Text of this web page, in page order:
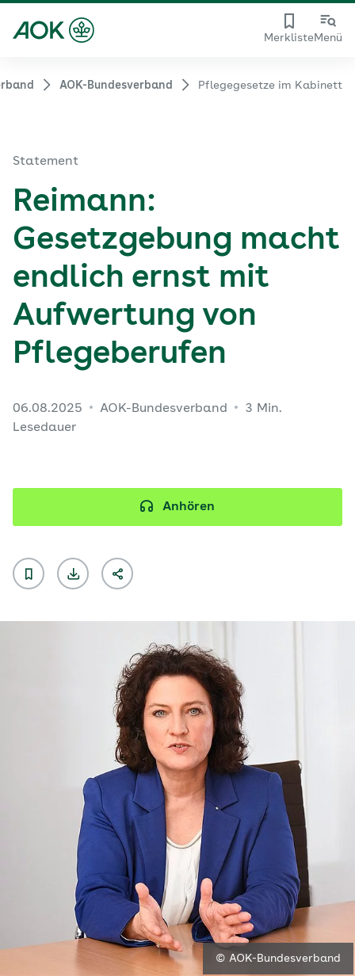
MerklisteMenü
AOK-Bundesverband Pflegegesetze im Kabinett
Statement
Reimann:
Gesetzgebung macht
endlich ernst mit
Aufwertung von
Pflegeberufen
06.08.2025 AOK-Bundesverband
3 Min.
Lesedauer
Anhören
© AOK-Bundesverband